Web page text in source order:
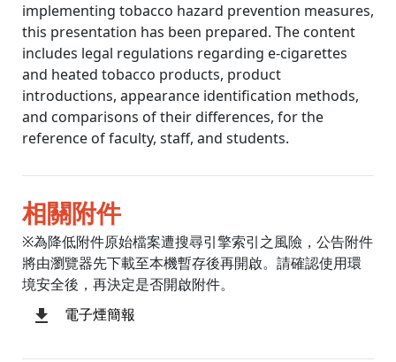
implementing tobacco hazard prevention measures,
this presentation has been prepared. The content
includes legal regulations regarding e-cigarettes
and heated tobacco products, product
introductions, appearance identification methods,
and comparisons of their differences, for the
reference of faculty, staff, and students.
相關附件
※為降低附件原始檔案遭搜尋引擎索引之風險，公告附件
將由瀏覽器先下載至本機暫存後再開啟。請確認使用環
境安全後，再決定是否開啟附件。
電子煙簡報